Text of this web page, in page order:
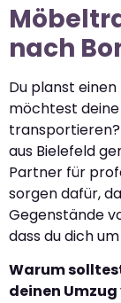
nach
Du planst
möchtest
transportieren?
aus Bielefeld
Partner für
sorgen dafür,
Gegenstände
dass du dich
Warum
deinen